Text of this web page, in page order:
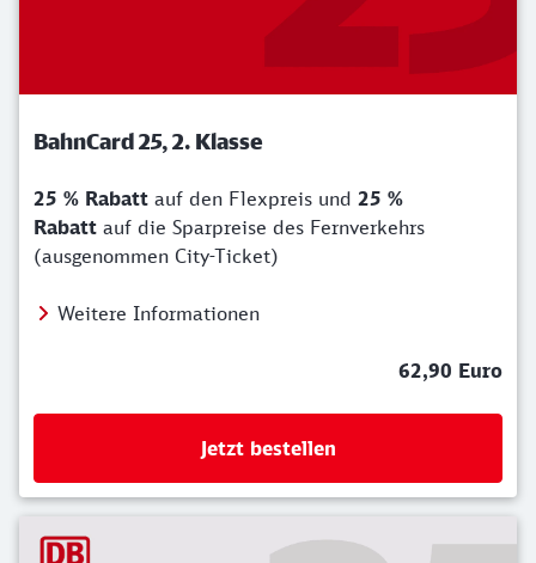
BahnCard 25, 2. Klasse
25 % Rabatt auf den Flexpreis und 25 %
Rabatt auf die Sparpreise des Fernverkehrs
(ausgenommen City-Ticket)
Weitere Informationen
62,90 Euro
Jetzt bestellen